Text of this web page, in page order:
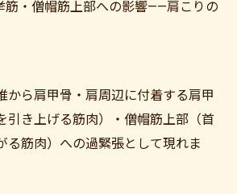
・僧帽筋上部への影響——肩こりの
から肩甲骨・肩周辺に付着する肩甲
引き上げる筋肉）・僧帽筋上部（首
る筋肉）への過緊張として現れま